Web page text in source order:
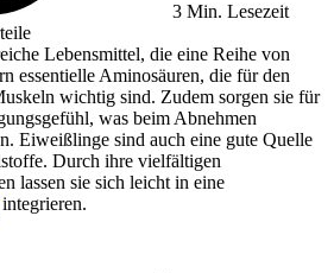
3 Min. Lesezeit
Lebensmittel, die eine Reihe von
essentielle Aminosäuren, die für den
wichtig sind. Zudem sorgen sie für
was beim Abnehmen
Eiweißlinge sind auch eine gute Quelle
Durch ihre vielfältigen
lassen sie sich leicht in eine
integrieren.